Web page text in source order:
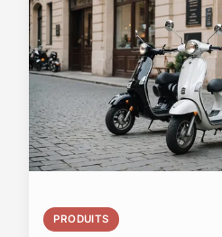
PRODUITS